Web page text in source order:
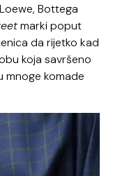
Bottega
marki poput
da rijetko kad
koja savršeno
mnoge komade